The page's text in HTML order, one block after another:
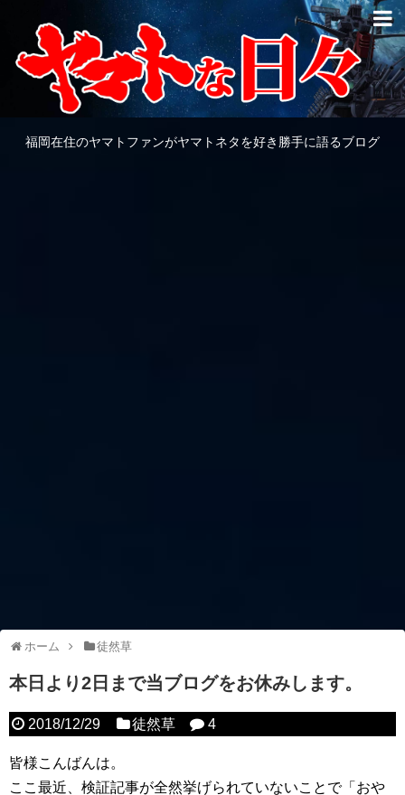
福岡在住のヤマトファンがヤマトネタを好き勝手に語るブログ
ホーム 徒然草
本日より2日まで当ブログをお休みします。
2018/12/29 徒然草 4
皆様こんばんは。
ここ最近、検証記事が全然挙げられていないことで「おや